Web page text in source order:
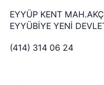
EYYÜP KENT
EYYÜBİYE YENİ
(414) 314 06 24